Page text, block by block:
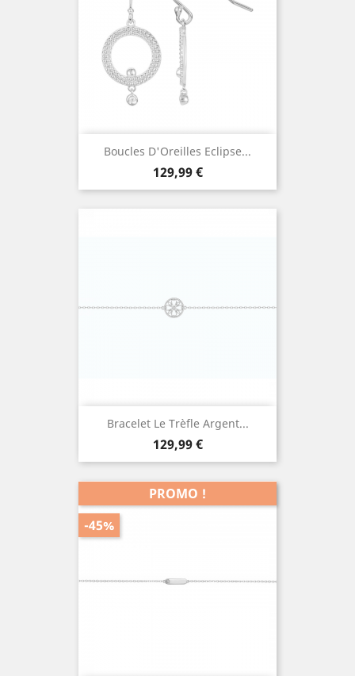
Boucles D'Oreilles Eclipse...
Prix
129,99 €
Bracelet Le Trèfle Argent...
Prix
129,99 €
PROMO !
-45%